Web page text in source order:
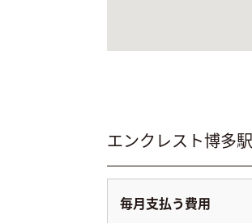
エンクレスト博多
毎月支払う費用